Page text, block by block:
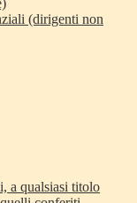
(dirigenti non
a qualsiasi titolo